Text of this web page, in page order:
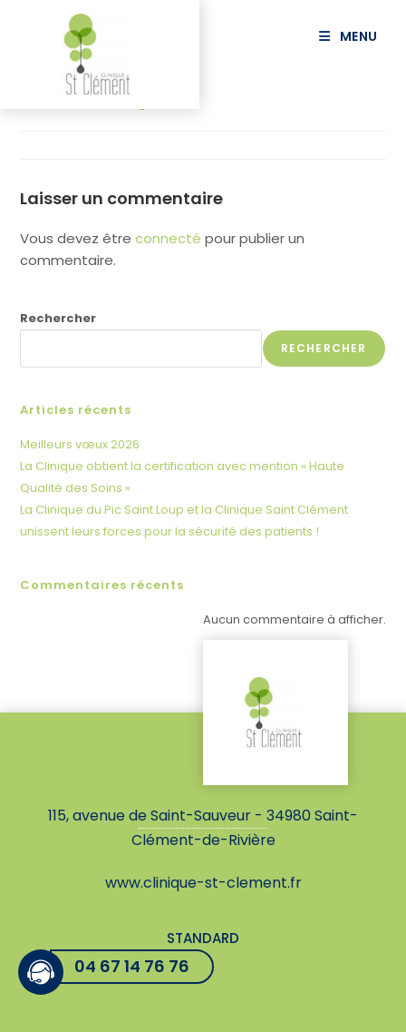
MENU
KIK Tony
Laisser un commentaire
Vous devez êtreconnecté pour publier un
commentaire.
Rechercher
RECHERCHER
Articles récents
Meilleurs vœux 2026
La Clinique obtient la certification avec mention « Haute
Qualité des Soins »
La Clinique du Pic Saint Loup et la Clinique Saint Clément
unissent leurs forces pour la sécurité des patients !
Commentaires récents
Aucun commentaire à afficher.
115, avenue de Saint-Sauveur - 34980 Saint-
Clément-de-Rivière
www.clinique-st-clement.fr
STANDARD
04 67 14 76 76